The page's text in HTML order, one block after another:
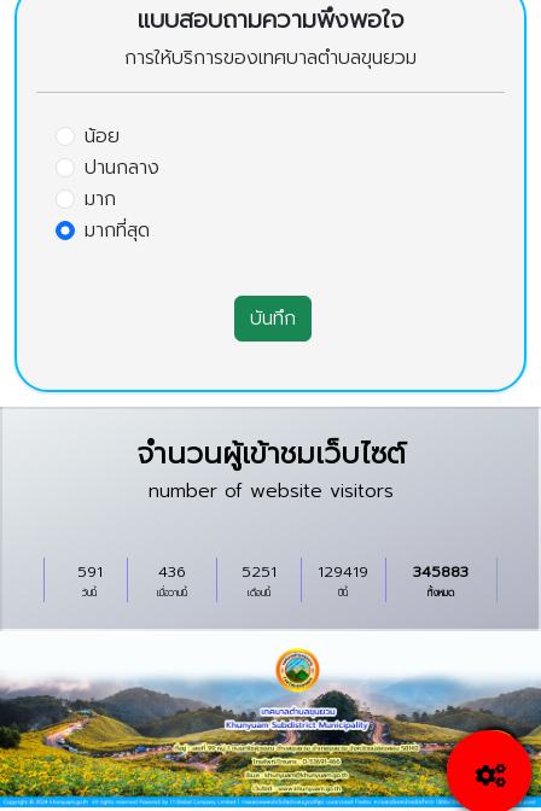
แบบสอบถามความพึงพอใจ
การให้บริการของเทศบาลตำบลขุนยวม
น้อย
ปานกลาง
มาก
มากที่สุด
บันทึก
จำนวนผู้เข้าชมเว็บไซต์
number of website visitors
วันนี้
591
เมื่อวานนี้
436
เดือนนี้
5251
ปีนี้
129419
ทั้งหมด
345883